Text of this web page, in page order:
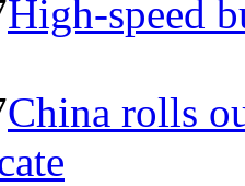
High-speed
China rolls